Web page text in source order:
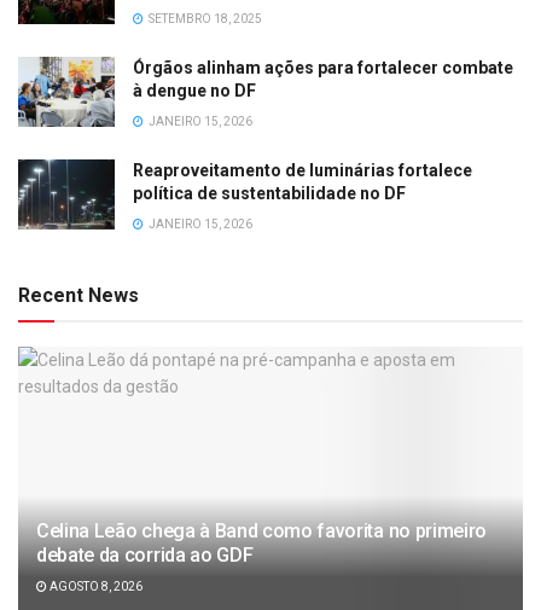
SETEMBRO 18, 2025
Órgãos alinham ações para fortalecer combate
à dengue no DF
JANEIRO 15, 2026
Reaproveitamento de luminárias fortalece
política de sustentabilidade no DF
JANEIRO 15, 2026
Recent News
Celina Leão chega à Band como favorita no primeiro
debate da corrida ao GDF
AGOSTO 8, 2026